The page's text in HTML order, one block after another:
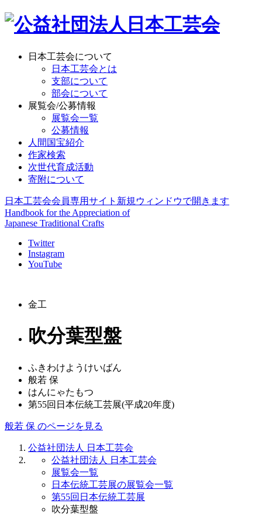
日本工芸会について
日本工芸会とは
支部について
部会について
展覧会/公募情報
展覧会一覧
公募情報
人間国宝紹介
作家検索
次世代育成活動
寄附について
日本工芸会会員専用サイト 新規ウィンドウで開きます
Handbook for the Appreciation of
Japanese Traditional Crafts
Twitter
Instagram
YouTube
金工
吹分葉型盤
ふきわけようけいばん
般若 保
はんにゃたもつ
第55回日本伝統工芸展(平成20年度)
般若 保 のページを見る
公益社団法人 日本工芸会
公益社団法人 日本工芸会
展覧会一覧
日本伝統工芸展の展覧会一覧
第55回日本伝統工芸展
吹分葉型盤